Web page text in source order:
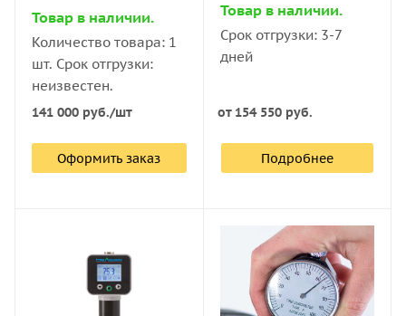
Товар в наличии.
Количество товара: 1
шт. Срок отгрузки:
неизвестен.
141 000 руб./шт
Оформить заказ
Товар в наличии.
Срок отгрузки: 3-7
дней
от 154 550 руб.
Подробнее